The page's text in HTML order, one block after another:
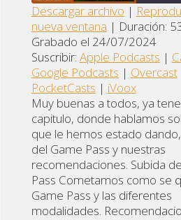
Apple
Podcasts
Castro
Overcast
FEED RSS
COMPARTIR
ENLACE
INCRUSTAR
Descargar archivo |
nueva ventana | Duración:
Grabado el 24/07/2024
Suscribir: Apple Podcasts |
Google Podcasts | Overcast
PocketCasts | iVoox
Muy buenas a todos, ya
capitulo, donde hablamos
que le hemos estado
del Game Pass y nuestras
recomendaciones. Subida
Pass Cometamos como se
Game Pass y las diferentes
modalidades.